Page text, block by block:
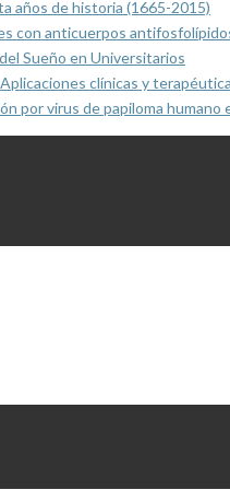
años de historia (1665-2015)
con anticuerpos
Sueño en Universitarios
clínicas y
por virus de papiloma